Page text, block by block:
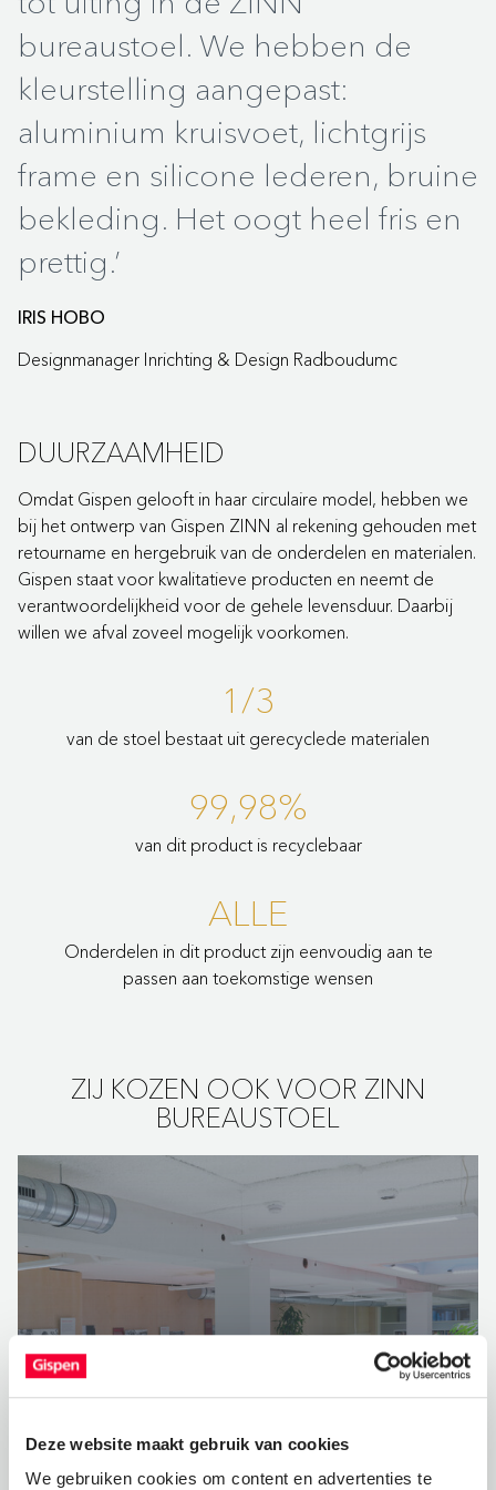
Deze website maakt gebruik van cookies
We gebruiken cookies om content en advertenties te
brochure).
lendensteun optioneel. Keuze uit 3D
of 4D armlegger (zie brochure).
Overige
informatie
Keuze uit verschillende manieren van
verstellen en op lichaamsgewicht aan
the passen met Quick Adjustment
ZINN - 4D Alu
(Sustainability sheet,
ZINN - 4D Plastic
(Sustainability sheet,
bureaustoel. We hebben de
kleurstelling aangepast:
aluminium kruisvoet, lichtgrijs
frame en silicone lederen, bruine
bekleding. Het oogt heel fris en
prettig.’
IRIS HOBO
Designmanager Inrichting & Design Radboudumc
DUURZAAMHEID
Omdat Gispen gelooft in haar circulaire model, hebben we
bij het ontwerp van Gispen ZINN al rekening gehouden met
retourname en hergebruik van de onderdelen en materialen.
Gispen staat voor kwalitatieve producten en neemt de
verantwoordelijkheid voor de gehele levensduur. Daarbij
willen we afval zoveel mogelijk voorkomen.
1/3
van de stoel bestaat uit gerecyclede materialen
99,98%
van dit product is recyclebaar
ALLE
Onderdelen in dit product zijn eenvoudig aan te
passen aan toekomstige wensen
ZIJ KOZEN OOK VOOR ZINN
BUREAUSTOEL